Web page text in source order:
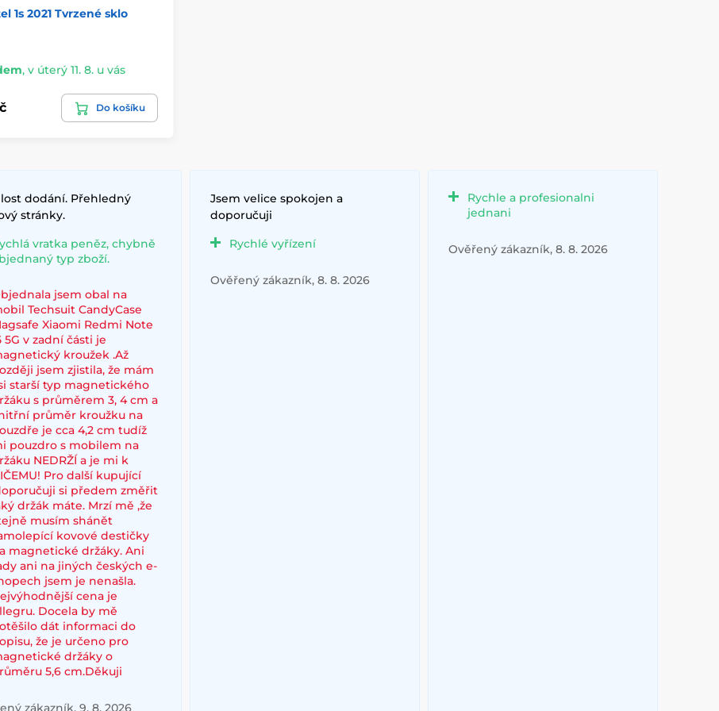
1s 2021 Tvrzené sklo
, v úterý 11. 8. u vás
Do košíku
dodání. Přehledný
stránky.
vratka peněz, chybně
typ zboží.
jsem obal na
Techsuit CandyCase
Xiaomi Redmi Note
5G v zadní části je
kroužek .Až
jsem zjistila, že mám
starší typ magnetického
s průměrem 3, 4 cm a
průměr kroužku na
je cca 4,2 cm tudíž
pouzdro s mobilem na
NEDRŽÍ a je mi k
Pro další kupující
si předem změřit
držák máte. Mrzí mě ,že
musím shánět
kovové destičky
magnetické držáky. Ani
ani na jiných českých e-
jsem je nenašla.
cena je
Docela by mě
dát informaci do
že je určeno pro
držáky o
5,6 cm.Děkuji
zákazník, 9. 8. 2026
Jsem velice spokojen a
doporučuji
Rychlé vyřízení
Ověřený zákazník, 8. 8. 2026
Rychle a profesionalni
jednani
Ověřený zákazník, 8. 8. 2026